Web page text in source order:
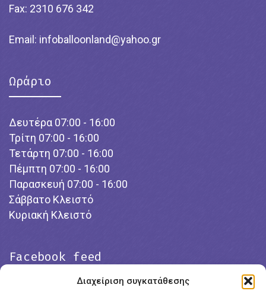
Διαχείριση συγκατάθεσης
Fax: 2310 676 342
Email: infoballoonland@yahoo.gr
Ωράριο
Δευτέρα 07:00 - 16:00
Τρίτη 07:00 - 16:00
Τετάρτη 07:00 - 16:00
Πέμπτη 07:00 - 16:00
Παρασκευή 07:00 - 16:00
Σάββατο Κλειστό
Κυριακή Κλειστό
Facebook feed